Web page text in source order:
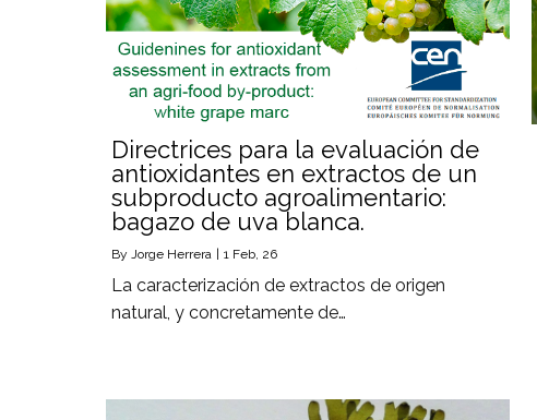
Directrices para la evaluación de
antioxidantes en extractos de un
subproducto agroalimentario:
bagazo de uva blanca.
By Jorge Herrera 1 Feb, 26
La caracterización de extractos de origen
natural, y concretamente de…